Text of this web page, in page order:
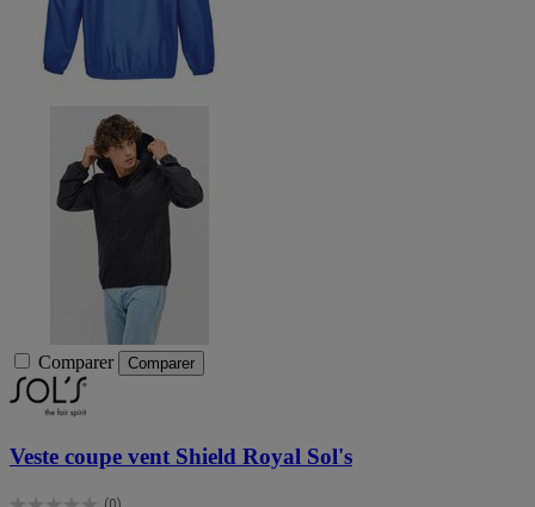
Comparer Comparer
Veste coupe vent Shield Royal Sol's